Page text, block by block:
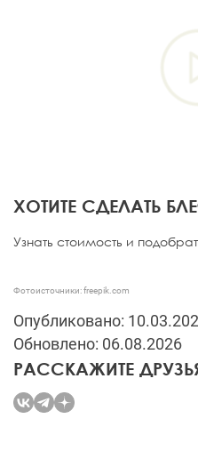
ХОТИТЕ СДЕЛАТЬ
Узнать стоимость и
Фотоисточники: freepik.com
Опубликовано:
Обновлено: 06.08.2026
РАССКАЖИТЕ